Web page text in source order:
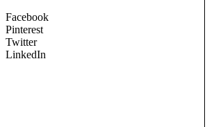
Facebook
Pinterest
Twitter
LinkedIn